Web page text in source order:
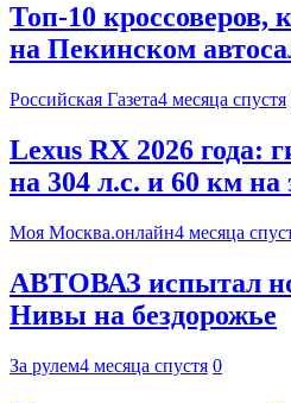
Топ-10 кроссоверов,
на Пекинском
Российская Газета4 месяца спустя
Lexus RX 2026 года:
на 304 л.с. и 60 км на
Моя Москва.онлайн4 месяца
АВТОВАЗ испытал
Нивы на бездорожье
За рулем4 месяца спустя 0